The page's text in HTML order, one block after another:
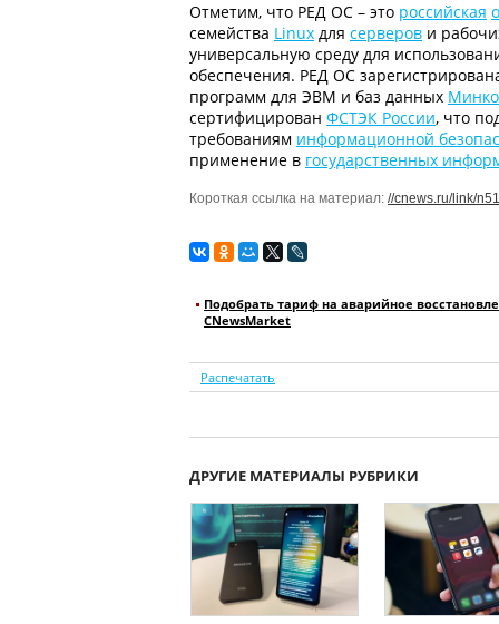
Отметим, что РЕД ОС – это российская
семейства Linux для серверов и
универсальную среду для
обеспечения. РЕД ОС
программ для ЭВМ и баз данных
сертифицирован ФСТЭК России, что
требованиям информационной
применение в государственных
Короткая ссылка на материал: //cnews.ru/link/
Подобрать тариф на аварийное
CNewsMarket
Распечатать
ДРУГИЕ МАТЕРИАЛЫ РУБРИКИ